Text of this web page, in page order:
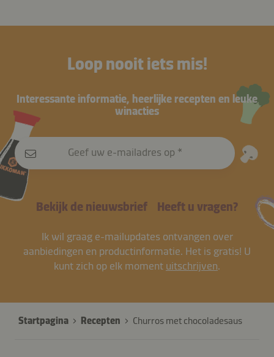
Loop nooit iets mis!
Interessante informatie, heerlijke recepten en leuke
winacties
Geef uw e-mailadres op
Bekijk de nieuwsbrief Heeft u vragen?
Ik wil graag e-mailupdates ontvangen over
aanbiedingen en productinformatie. Het is gratis! U
kunt zich op elk moment uitschrijven.
Startpagina Recepten Churros met chocoladesaus